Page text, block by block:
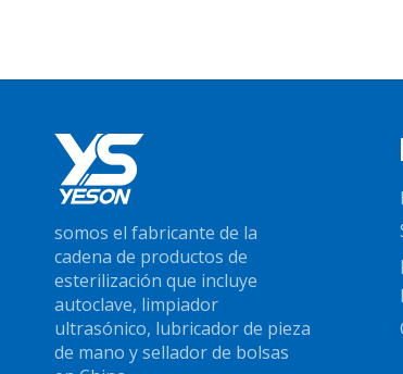
somos el fabricante de la
cadena de productos de
esterilización que incluye
autoclave, limpiador
ultrasónico, lubricador de pieza
de mano y sellador de bolsas